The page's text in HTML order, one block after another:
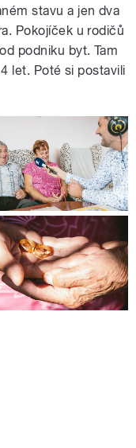
stavu a jen dva
Pokojíček u rodičů
podniku byt. Tam
let. Poté si postavili